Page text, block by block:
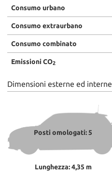
Consumo urbano
Consumo extraurbano
Consumo combinato
Emissioni CO2
Dimensioni esterne ed interne
Posti omologati: 5
Lunghezza: 4,35 m